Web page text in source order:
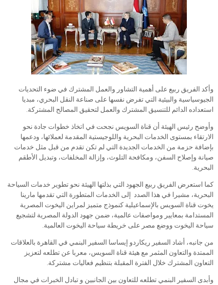
وأكد الفريق ربيع على أهمية التشاور والعمل المشترك في ضوء التحديات
الجيوسياسية والبيئية التي تفرض نفسها على صناعة النقل البحري، مبديا
استعداده الدائم للتنسيق المشترك والعمل لتحقيق المصالح المشتركة.
وأوضح رئيس الهيئة أن قناة السويس نجحت في اتخاذ خطوات جادة نحو
الارتقاء بمستوى الخدمات البحرية واللوجيستية المقدمة لعملائها، ودعمها
بإضافة حزمة من الخدمات الجديدة التي لم تكن تقدم من قبل مثل خدمات
صيانة وإصلاح السفن، ومكافحة التلوث، وإزالة المخلفات، وتبديل الأطقم
البحرية.
كما استعرض الفريق ربيع الجهود التي بذلتها الهيئة نحو تطوير خدمات السياحة
البحرية، مشيرا في هذا الصدد إلى الخدمات المتطورة التي تقدمها مارينا
يخوت قناة السويس بالإسماعيلية كنموذج متميز لمراين اليخوت المصرية
المستدامة بمعايير ومواصفات عالمية، ضمن جهود الدولة المصرية لتشجيع
سياحة اليخوت ووضع مصر على خريطة سياحة اليخوت العالمية.
من جانبه، أشاد السفير ريكاردو إيساسا السفير البنمي في القاهرة بالعلاقات
الممتدة والتعاون المثمر مع هيئة قناة السويس، معربا عن تطلعه لتعزيز
التعاون المشترك خلال الفترة المقبلة بتنظيم فعاليات مشتركة.
وأبدى السفير البنمي تطلعه للتعاون بين الجانبين و تبادل الخبرات في مجال